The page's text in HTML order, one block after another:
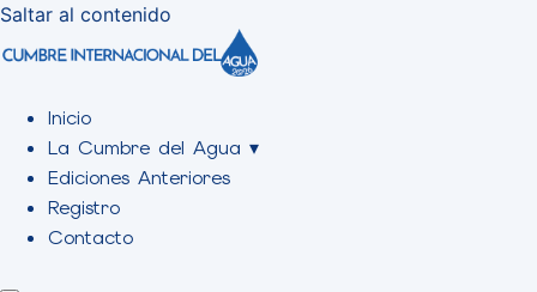
Saltar al contenido
Inicio
La Cumbre del Agua ▾
Ediciones Anteriores
Registro
Contacto